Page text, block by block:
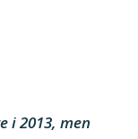
i 2013, men